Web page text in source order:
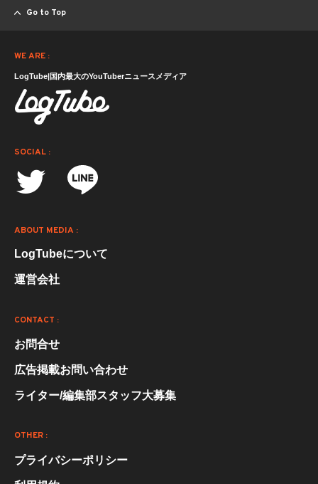
Go to Top
WE ARE :
LogTube|国内最大のYouTuberニュースメディア
SOCIAL :
ABOUT MEDIA :
LogTubeについて
運営会社
CONTACT :
お問合せ
広告掲載お問い合わせ
ライター/編集部スタッフ大募集
OTHER :
プライバシーポリシー